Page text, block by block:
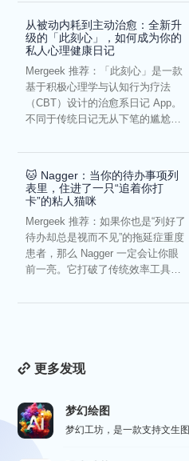
从被动内耗到主动治愈：全新升
级的「此刻心」，如何成为你的
私人心理健康日记
Mergeek 推荐：「此刻心」是一款
基于积极心理学与认知行为疗法
（CBT）设计的治愈系日记 App。
不同于传统日记无从下笔的尴尬，
🐱 Nagger：当你的待办事项列
表里，住进了一只“追着你打
卡”的粘人猫咪
Mergeek 推荐：如果你也是“列好了
待办却总是视而不见”的拖延症重度
患者，那么 Nagger 一定会让你眼
前一亮。它打破了传统效率工具冰
更多发现
梦幻绘图